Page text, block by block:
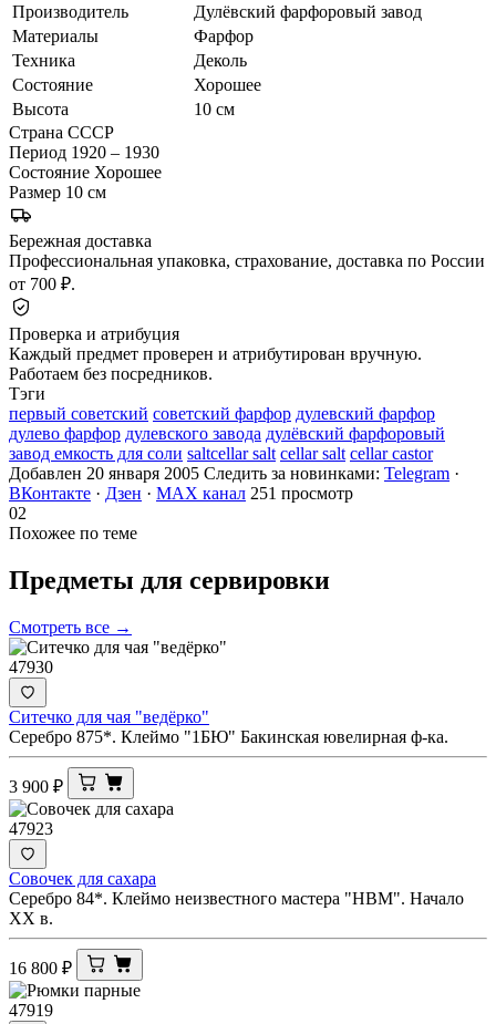
Производитель
Дулёвский фарфоровый завод
Материалы
Фарфор
Техника
Деколь
Состояние
Хорошее
Высота
10 см
Страна СССР
Период 1920 – 1930
Состояние Хорошее
Размер 10 см
Бережная доставка
Профессиональная упаковка, страхование, доставка по России
от 700 ₽.
Проверка и атрибуция
Каждый предмет проверен и атрибутирован вручную.
Работаем без посредников.
Тэги
первый советский советский фарфор дулевский фарфор
дулево фарфор дулевского завода дулёвский фарфоровый
завод емкость для соли saltcellar salt cellar salt cellar castor
Добавлен 20 января 2005 Следить за новинками: Telegram ·
ВКонтакте · Дзен · MAX канал 251 просмотр
02
Похожее по теме
Предметы для сервировки
Смотреть все →
47930
Ситечко для чая "ведёрко"
Серебро 875*. Клеймо "1БЮ" Бакинская ювелирная ф-ка.
3 900 ₽
47923
Совочек для сахара
Серебро 84*. Клеймо неизвестного мастера "НВМ". Начало
XX в.
16 800 ₽
47919